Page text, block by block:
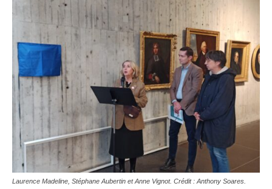
Laurence Madeline, Stéphane Aubertin et Anne Vignot. Crédit : Anthony Soares.